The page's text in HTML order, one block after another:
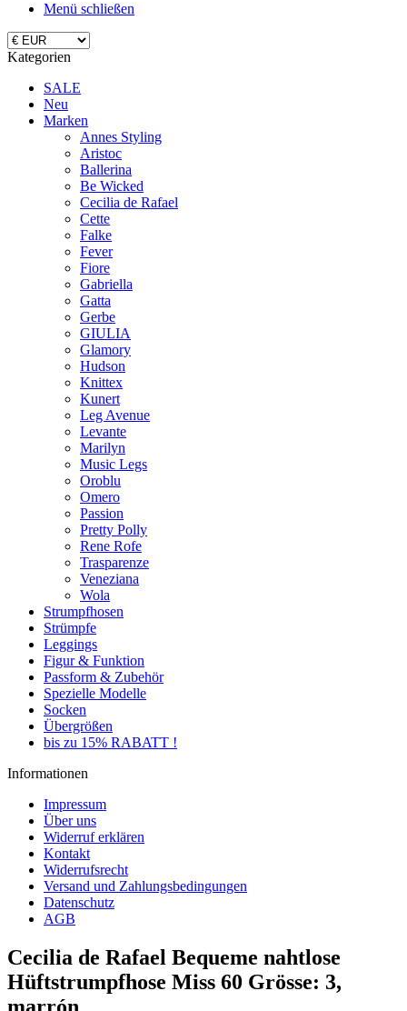
Menü schließen
Kategorien
SALE
Neu
Marken
Annes Styling
Aristoc
Ballerina
Be Wicked
Cecilia de Rafael
Cette
Falke
Fever
Fiore
Gabriella
Gatta
Gerbe
GIULIA
Glamory
Hudson
Knittex
Kunert
Leg Avenue
Levante
Marilyn
Music Legs
Oroblu
Omero
Passion
Pretty Polly
Rene Rofe
Trasparenze
Veneziana
Wola
Strumpfhosen
Strümpfe
Leggings
Figur & Funktion
Passform & Zubehör
Spezielle Modelle
Socken
Übergrößen
bis zu 15% RABATT !
Informationen
Impressum
Über uns
Widerruf erklären
Kontakt
Widerrufsrecht
Versand und Zahlungsbedingungen
Datenschutz
AGB
Cecilia de Rafael Bequeme nahtlose
Hüftstrumpfhose Miss 60 Grösse: 3,